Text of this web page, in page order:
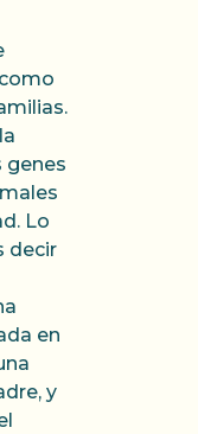
genes
Lo
decir
en
y